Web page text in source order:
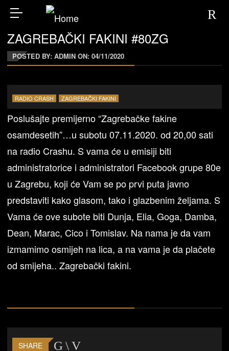
ZAGREBAČKI FAKINI #80ZG
POSTED BY: ADMIN ON:04/11/2020
RADIO CRASH ZAGREBAČKI FAKINI
Poslušajte premijerno “Zagrebačke fakine
osamdesetih”…u subotu 07.11.2020. od 20,00 sati
na radio Crashu. S vama će u emisiji biti
administratorice i administratori Facebook grupe 80e
u Zagrebu, koji će Vam se po prvi puta javno
predstaviti kako glasom, tako i glazbenim željama. S
Vama će ove subote biti Dunja, Elia, Goga, Damba,
Dean, Marac, Cico i Tomislav. Na nama je da vam
izmamimo osmijeh na lica, a na vama je da plačete
od smijeha.. Zagrebački fakini.
SHARE